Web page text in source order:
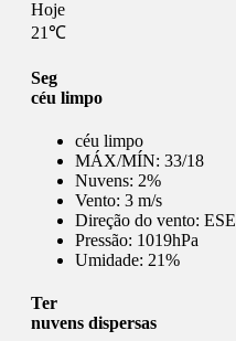
Hoje
21℃
Seg
céu limpo
céu limpo
MÁX/MÍN: 33/18
Nuvens: 2%
Vento: 3 m/s
Direção do vento: ESE
Pressão: 1019hPa
Umidade: 21%
Ter
nuvens dispersas